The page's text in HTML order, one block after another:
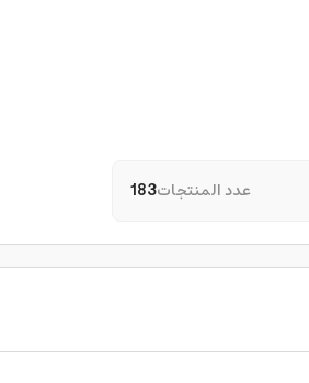
عدد المنتجات183